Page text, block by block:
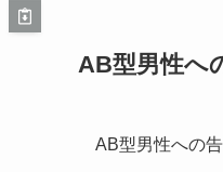
AB型男性へ
AB型男性への